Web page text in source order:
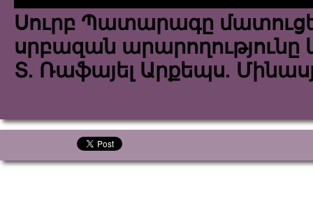
Սուրբ Պատարագը
սրբազան
Տ. Ռաֆայել Արքեպս.